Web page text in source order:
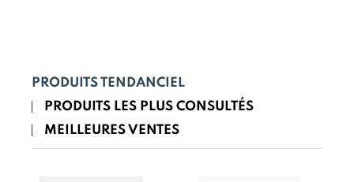
PRODUITS TENDANCIEL
PRODUITS LES PLUS CONSULTÉS
MEILLEURES VENTES